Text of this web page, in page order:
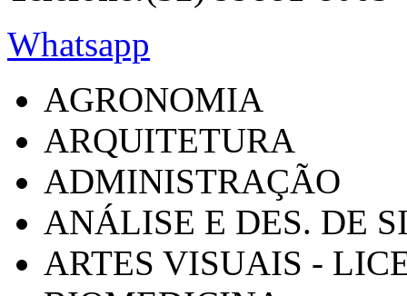
Whatsapp
AGRONOMIA
ARQUITETURA
ADMINISTRAÇÃO
ANÁLISE E DES. DE
ARTES VISUAIS -